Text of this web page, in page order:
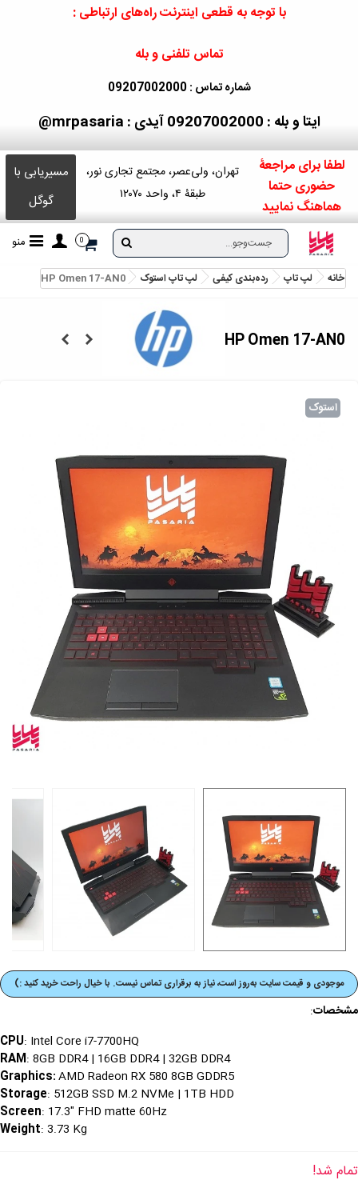
با توجه به قطعی اینترنت راه‌های ارتباطی :
تماس تلفنی و بله
شماره تماس : 09207002000
ایتا و بله : 09207002000 آیدی : mrpasaria@
لطفا برای مراجعۀ
حضوری حتما
هماهنگ نمایید
تهران، ولی‌عصر، مجتمع تجاری نور،
طبقۀ ۴، واحد ۱۲۰۷۰
مسیریابی با
گوگل
0 منو
خانه لپ تاپ رده‌بندی کیفی لپ‌ تاپ استوک HP Omen 17-AN0
HP Omen 17-AN0
استوک
موجودی و قیمت‌ سایت به‌روز است، نیاز به برقراری تماس نیست. با خیال راحت خرید کنید :)
مشخصات:
CPU: Intel Core i7-7700HQ
RAM: 8GB DDR4 | 16GB DDR4 | 32GB DDR4
Graphics:AMD Radeon RX 580 8GB GDDR5
Storage: 512GB SSD M.2 NVMe | 1TB HDD
Screen: 17.3" FHD matte 60Hz
Weight: 3.73 Kg
تمام شد!